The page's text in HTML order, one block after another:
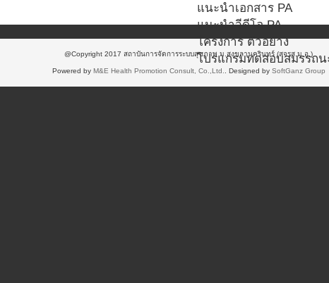
แนะนำเอกสาร PA
แนะนำวีดีโอ PA
โครงการ ตัวอย่าง
โปรแกรมทดสอบสมรรถน
@Copyright 2017 สถาบันการจัดการระบบสุขภาพ ม.สงขลานครินทร์ (สจรส.ม.อ.)
Powered by M&E Health Promotion Consult, Co.,Ltd. . Designed by SoftGanz Group